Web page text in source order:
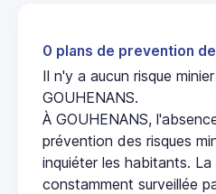
0 plans de prevention
Il n'y a aucun risque
GOUHENANS.
À GOUHENANS,
prévention des risques
inquiéter les habitants.
constamment surveillée